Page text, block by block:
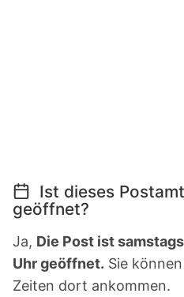
Ist dieses
geöffnet?
Ja, Die Post ist
Uhr geöffnet. Sie
Zeiten dort ankommen.